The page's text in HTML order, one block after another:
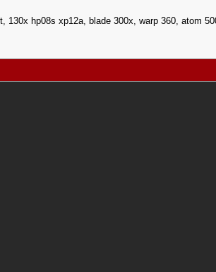
130x hp08s xp12a, blade 300x, warp 360, atom